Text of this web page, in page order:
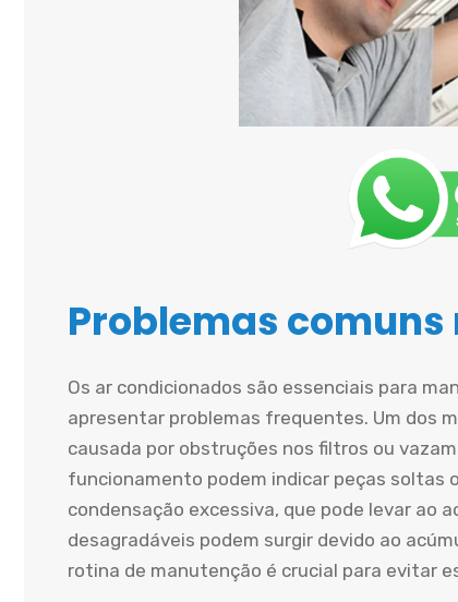
Problemas
Os ar condicionados são essenciais para
apresentar problemas frequentes. Um dos
causada por obstruções nos filtros ou
funcionamento podem indicar peças soltas
condensação excessiva, que pode levar ao
desagradáveis podem surgir devido ao
rotina de manutenção é crucial para evitar